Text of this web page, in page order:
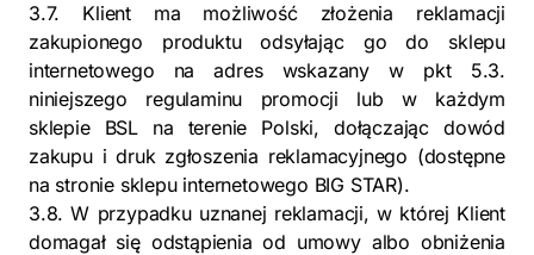
3.7. Klient ma możliwość złożenia reklamacji
zakupionego produktu odsyłając go do sklepu
internetowego na adres wskazany w pkt 5.3.
niniejszego regulaminu promocji lub w każdym
sklepie BSL na terenie Polski, dołączając dowód
zakupu i druk zgłoszenia reklamacyjnego (dostępne
na stronie sklepu internetowego BIG STAR).
3.8. W przypadku uznanej reklamacji, w której Klient
domagał się odstąpienia od umowy albo obniżenia